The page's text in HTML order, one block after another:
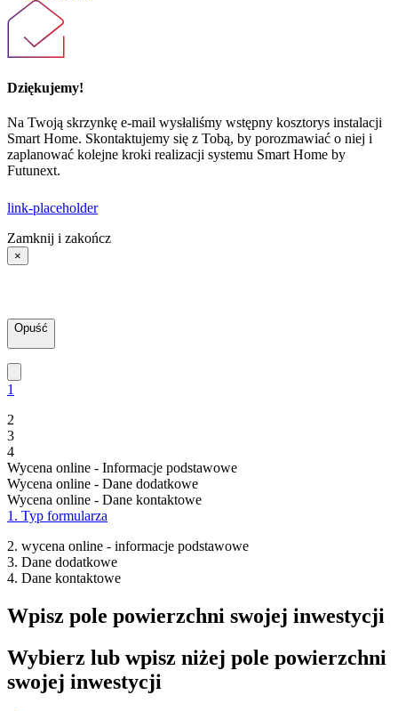
Dziękujemy!
Na Twoją skrzynkę e-mail wysłaliśmy wstępny kosztorys instalacji
Smart Home. Skontaktujemy się z Tobą, by porozmawiać o niej i
zaplanować kolejne kroki realizacji systemu Smart Home by
Futunext.
link-placeholder
Zamknij i zakończ
×
Opuść
1
2
3
4
Wycena online - Informacje podstawowe
Wycena online - Dane dodatkowe
Wycena online - Dane kontaktowe
1. Typ formularza
2. wycena online - informacje podstawowe
3. Dane dodatkowe
4. Dane kontaktowe
Wpisz pole powierzchni swojej inwestycji
Wybierz lub wpisz niżej pole powierzchni
swojej inwestycji